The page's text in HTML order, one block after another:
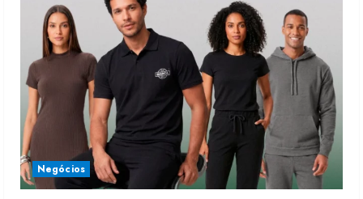
Negócios
Moda vende US$63,7 bilhões em
produtos licenciados
6 de agosto de 2026
3
Renata Caixeta assume Movimento
Sou de Algodão
5 de agosto de 2026